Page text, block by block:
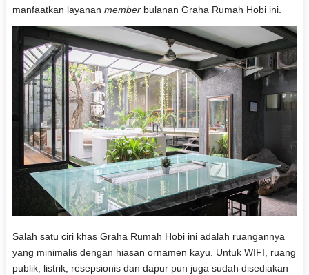
manfaatkan layanan memberbulanan Graha Rumah Hobi ini.
Salah satu ciri khas Graha Rumah Hobi ini adalah ruangannya
yang minimalis dengan hiasan ornamen kayu. Untuk WIFI, ruang
publik, listrik, resepsionis dan dapur pun juga sudah disediakan